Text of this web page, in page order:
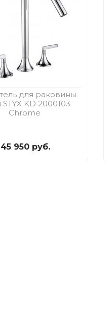
для раковины
STYX KD 2000103
Chrome
45 950 руб.